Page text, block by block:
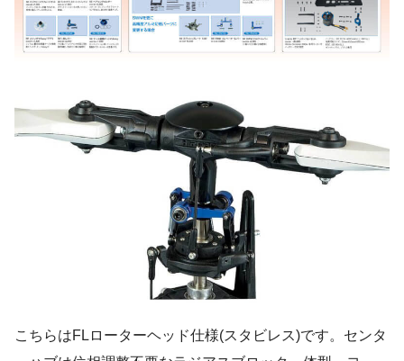
こちらはFLローターヘッド仕様(スタビレス)です。センタ